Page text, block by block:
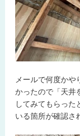
メールで何度かや
かったので「天井
してみてもらった
いる箇所が確認さ